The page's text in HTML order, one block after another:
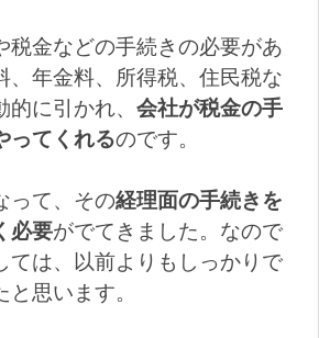
税金などの手続きの必要があ
、年金料、所得税、住民税な
に引かれ、 会社が税金の手
ってくれるのです。
って、その経理面の手続きを
必要がでてきました。なので
ては、以前よりもしっかりで
思います。